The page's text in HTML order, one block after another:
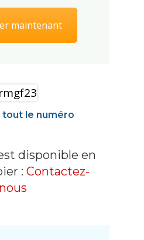
maintenant
tout le numéro
disponible en
: Contactez-
nous